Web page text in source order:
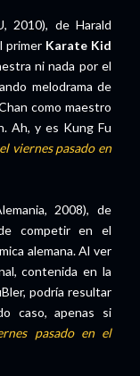
2010), de Harald
primer Karate Kid
ni nada por el
melodrama de
como maestro
Ah, y es Kung Fu
viernes pasado en
2008), de
competir en el
alemana. Al ver
contenida en la
podría resultar
caso, apenas si
pasado en el